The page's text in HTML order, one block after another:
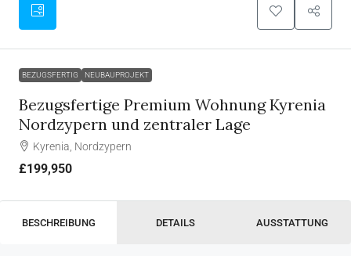
BEZUGSFERTIG NEUBAUPROJEKT
Bezugsfertige Premium Wohnung Kyrenia
Nordzypern und zentraler Lage
Kyrenia, Nordzypern
£199,950
BESCHREIBUNG DETAILS AUSSTATTUNG